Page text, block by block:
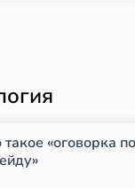
такое «оговорка по